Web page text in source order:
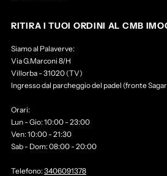
RITIRA I TUOI ORDINI AL CMB
Siamo al Palaverve:
Via G.Marconi 8/H
Villorba - 31020 (TV)
Ingresso dal parcheggio del padel (fronte
Orari:
Lun - Gio: 10:00 - 23:00
Ven: 10:00 - 21:30
Sab - Dom: 08:00 - 20:00
Telefono:3406091378